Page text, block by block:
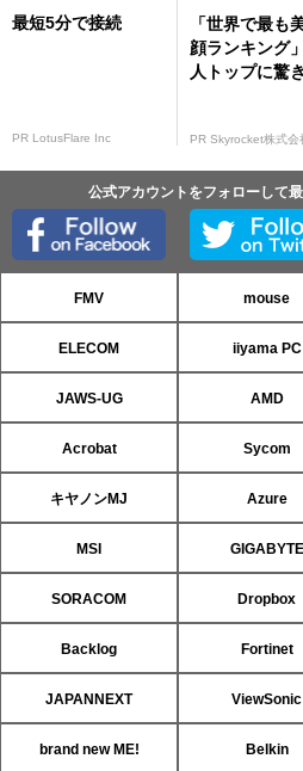
最短5分で接続
PR LotusFlare Inc
「世界で最も
顔ランキング
人トップに驚
PR Skyrocket株式会
公式アカウントをフォローして
FMV mouse
ELECOM iiyama PC
JAWS-UG AMD
Acrobat Sycom
キヤノンMJ Azure
MSI GIGABYTE
SORACOM Dropbox
Backlog Fortinet
JAPANNEXT ViewSonic
brand new ME! Belkin